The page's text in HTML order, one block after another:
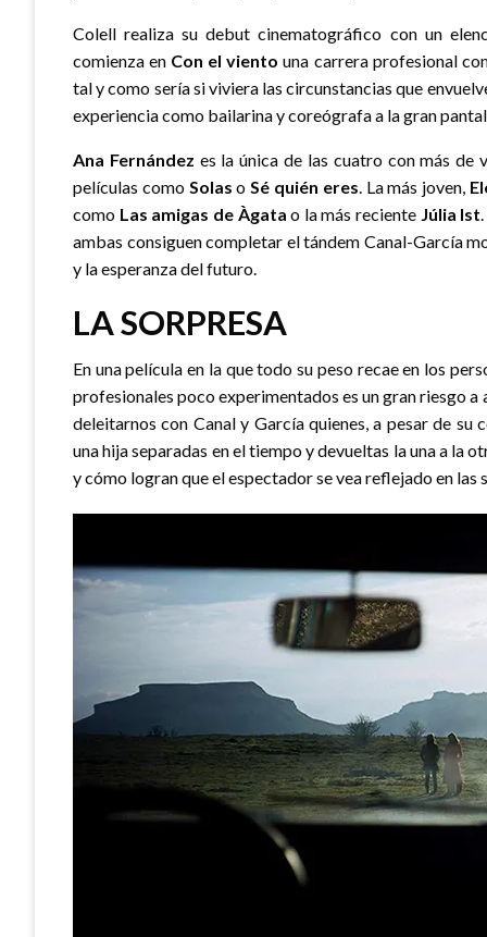
Colell realiza su debut cinematográfico con un
comienza en Con el viento una carrera profesional
tal y como sería si viviera las circunstancias que
experiencia como bailarina y coreógrafa a la gran
Ana Fernández es la única de las cuatro con más de
películas como Solas oSé quién eres. La más joven,
como Las amigas de Àgata o la más reciente Júlia Ist
ambas consiguen completar el tándem Canal-García
y la esperanza del futuro.
LA SORPRESA
En una película en la que todo su peso recae en los
profesionales poco experimentados es un gran riesgo a
deleitarnos con Canal y García quienes, a pesar de
una hija separadas en el tiempo y devueltas la una a la
y cómo logran que el espectador se vea reflejado en